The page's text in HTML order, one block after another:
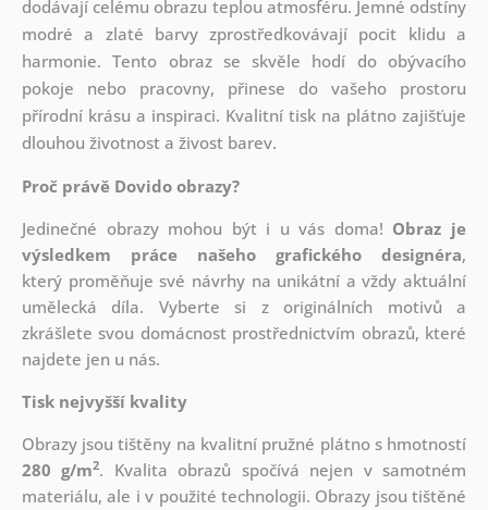
dodávají celému obrazu teplou atmosféru. Jemné odstíny
modré a zlaté barvy zprostředkovávají pocit klidu a
harmonie. Tento obraz se skvěle hodí do obývacího
pokoje nebo pracovny, přinese do vašeho prostoru
přírodní krásu a inspiraci. Kvalitní tisk na plátno zajišťuje
dlouhou životnost a živost barev.
Proč právě Dovido obrazy?
Jedinečné obrazy mohou být i u vás doma! Obraz je
výsledkem práce našeho grafického designéra,
který proměňuje své návrhy na unikátní a vždy aktuální
umělecká díla. Vyberte si z originálních motivů a
zkrášlete svou domácnost prostřednictvím obrazů, které
najdete jen u nás.
Tisk nejvyšší kvality
Obrazy jsou tištěny na kvalitní pružné plátno s hmotností
280 g/m2. Kvalita obrazů spočívá nejen v samotném
materiálu, ale i v použité technologii. Obrazy jsou tištěné